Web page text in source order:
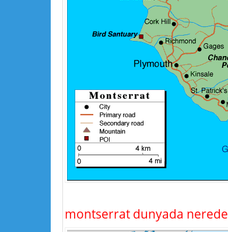
montserrat dunyada nerede